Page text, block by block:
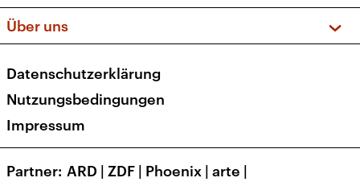
Apps
Newsletter
Veranstaltungen
Social Media
Über uns
Presse
Karriere
Transparenz
Datenschutzerklärung
Nutzungsbedingungen
Impressum
Partner ARD | ZDF | Phoenix | arte |